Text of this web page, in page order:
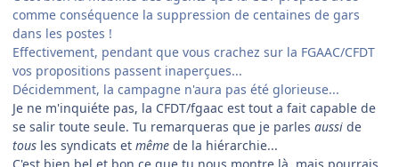
comme conséquence la suppression de centaines de gars
dans les postes !
Effectivement, pendant que vous crachez sur la FGAAC/CFDT
vos propositions passent inaperçues...
Décidemment, la campagne n'aura pas été glorieuse...
Je ne m'inquiéte pas, la CFDT/fgaac est tout a fait capable de
se salir toute seule. Tu remarqueras que je parles aussi de
tous les syndicats et même de la hiérarchie...